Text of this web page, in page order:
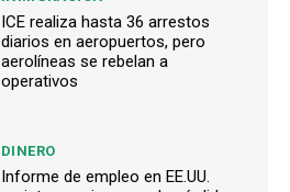
ICE realiza hasta 36 arrestos
diarios en aeropuertos, pero
aerolíneas se rebelan a
operativos
DINERO
Informe de empleo en EE.UU.